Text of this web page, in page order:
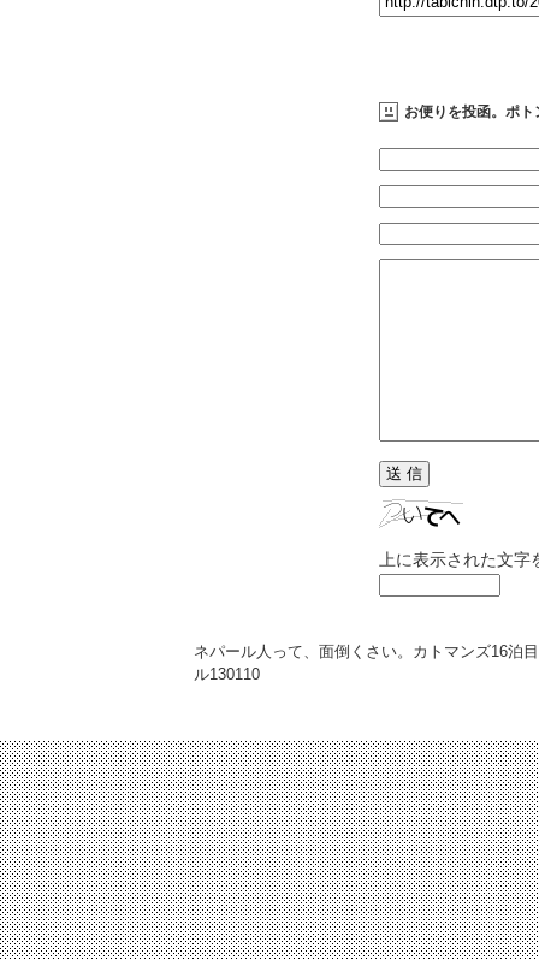
お便りを投函。ポト
上に表示された文
ネパール人って、面倒くさい。カトマンズ16泊
ル130110